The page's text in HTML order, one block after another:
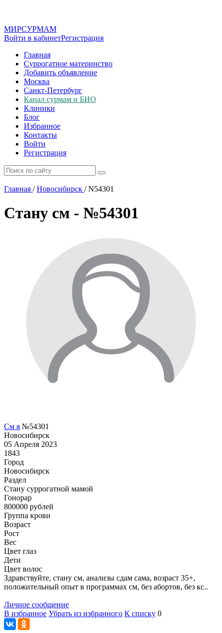
МИРСУРМАМ
Войти в кабинетРегистрация
Главная
Суррогатное материнство
Добавить объявление
Москва
Санкт-Петербург
Канал сурмам и БИО
Клиники
Блог
Избранное
Контакты
Войти
Регистрация
Главная / Новосибирск /N54301
Стану см - №54301
См я №54301
Новосибирск
05 Апреля 2023
1843
Город
Новосибирск
Раздел
Cтану суррогатной мамой
Гонoрар
800000 рублей
Группа крови
Возраст
Рост
Вес
Цвет глаз
Дети
Цвет волос
Здравствуйте, стану см, анализы сдам сама, возраст 35+,
положительный опыт в программах см, без абортов, без кс..
Личное сообщение
В избранное Убрать из избранного К списку 0